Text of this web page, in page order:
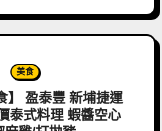
美食
】 盈泰豐 新埔捷運
泰式料理 蝦醬空心